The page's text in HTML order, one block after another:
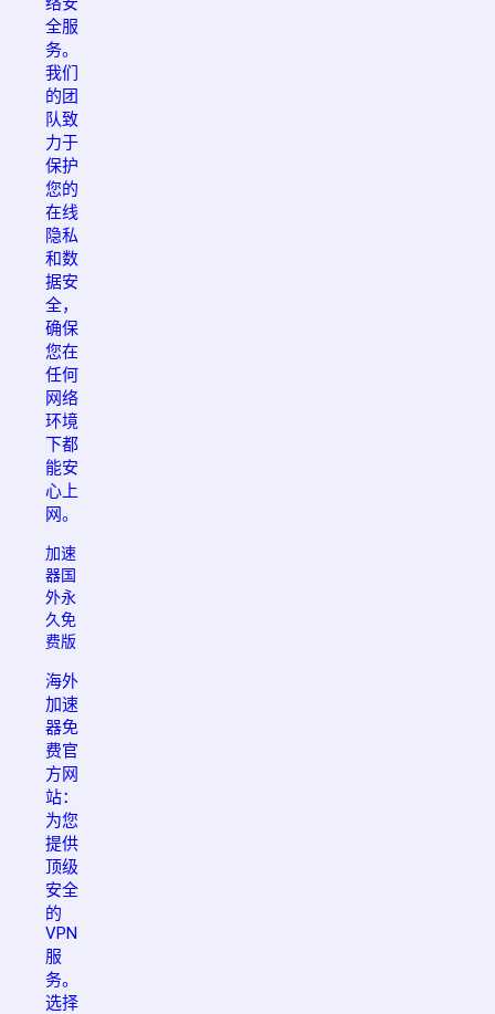
全服
务。
我们
的团
队致
力于
保护
您的
在线
隐私
和数
据安
全，
确保
您在
任何
网络
环境
下都
能安
心上
网。
加速
器国
外永
久免
费版
海外
加速
器免
费官
方网
站：
为您
提供
顶级
安全
的
VPN
服
务。
选择